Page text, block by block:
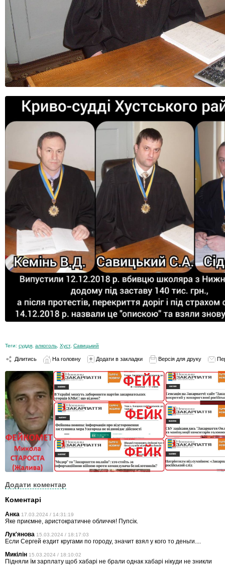
Теги: суддя алкоголь Хуст, Савицький
Ділитись На головну Додати в закладки Версія для друку
Додати коментар
Коментарі
Анка 17.03.2024 / 14:31:19
Яке приємне, аристократичне обличчя! Пупсік.
Лук'янова 15.03.2024 / 18:17:03
Если Сергей ездит кругами по городу, значит взял у кого то деньги....
Микілін 15.03.2024 / 18:10:02
Підняли їм зарплату щоб хабарі не брали однак хабарі нікуди не зникли